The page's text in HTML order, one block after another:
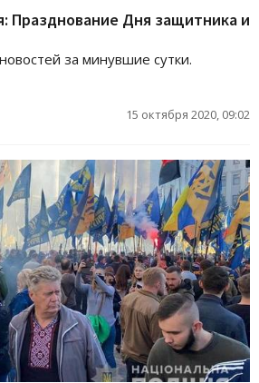
Празднование Дня защитника и
за минувшие сутки.
15 октября 2020, 09:02